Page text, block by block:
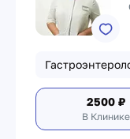
2500 ₽
В Клинике